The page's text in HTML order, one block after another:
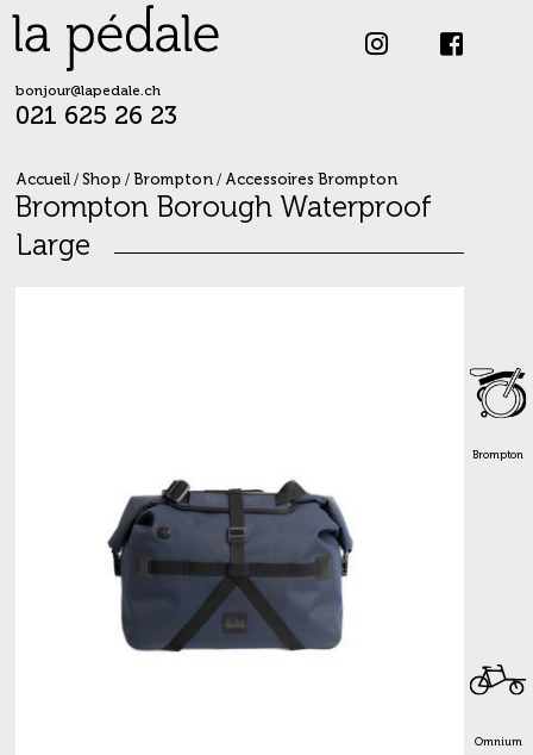
Skip
content
bonjour@lapedale.ch
021 625 26 23
Brompton
Omnium
Accueil/ Shop / Brompton/ Accessoires Brompton
Brompton Borough Waterproof
Large